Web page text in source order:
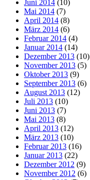
Juni 2014 (10)
Mai 2014 (7)
April 2014 (8)
März 2014 (6)
Februar 2014 (4)
Januar 2014 (14)
Dezember 2013 (10)
November 2013 (5)
Oktober 2013 (9)
September 2013 (6)
August 2013 (12)
Juli 2013 (10)
Juni 2013 (7)
Mai 2013 (8)
April 2013 (12)
März 2013 (10)
Februar 2013 (16)
Januar 2013 (22)
Dezember 2012 (9)
November 2012 (6)